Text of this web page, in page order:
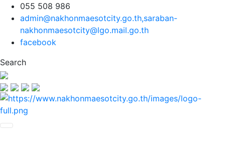
055 508 986
admin@nakhonmaesotcity.go.th,saraban-
nakhonmaesotcity@lgo.mail.go.th
facebook
Search